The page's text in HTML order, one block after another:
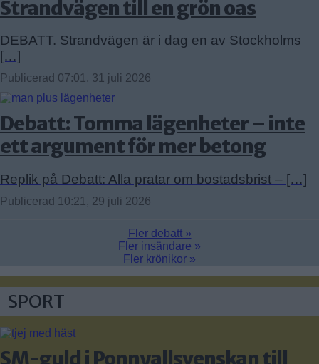
Strandvägen till en grön oas
DEBATT. Strandvägen är i dag en av Stockholms
[…]
Publicerad 07:01, 31 juli 2026
Debatt: Tomma lägenheter – inte
ett argument för mer betong
Replik på Debatt: Alla pratar om bostadsbrist – […]
Publicerad 10:21, 29 juli 2026
Fler debatt »
Fler insändare »
Fler krönikor »
SPORT
SM-guld i Ponnyallsvenskan till